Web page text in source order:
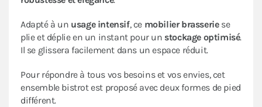
Adapté à un usage intensif, ce mobilier brasseriese
plie et déplie en un instant pour un stockage optimisé.
Il se glissera facilement dans un espace réduit.
Pour répondre à tous vos besoins et vos envies, cet
ensemble bistrot est proposé avec deux formes de pied
différent.